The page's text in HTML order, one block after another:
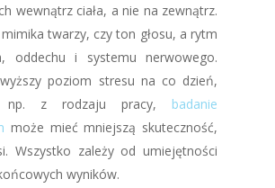
wewnątrz ciała, a nie na zewnątrz.
twarzy, czy ton głosu, a rytm
oddechu i systemu nerwowego.
poziom stresu na co dzień,
np. z rodzaju pracy, badanie
może mieć mniejszą skuteczność,
Wszystko zależy od umiejętności
wyników.